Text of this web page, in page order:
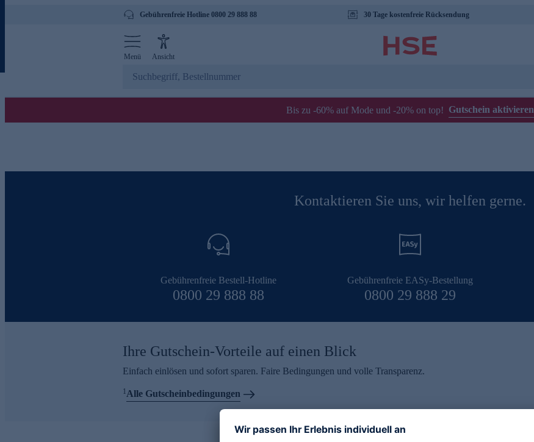
Gebührenfreie Hotline 0800 29 888 88 30 Tage kostenfreie Rücksendung
Menü Ansicht
Bis zu -60% auf Mode und -20% on top! Gutschein aktivieren
Kontaktieren Sie uns, wir helfen gerne.
Gebührenfreie Bestell-Hotline
0800 29 888 88
Gebührenfreie EASy-Bestellung
0800 29 888 29
Ihre Gutschein-Vorteile auf einen Blick
Einfach einlösen und sofort sparen. Faire Bedingungen und volle Transparenz.
1Alle Gutscheinbedingungen